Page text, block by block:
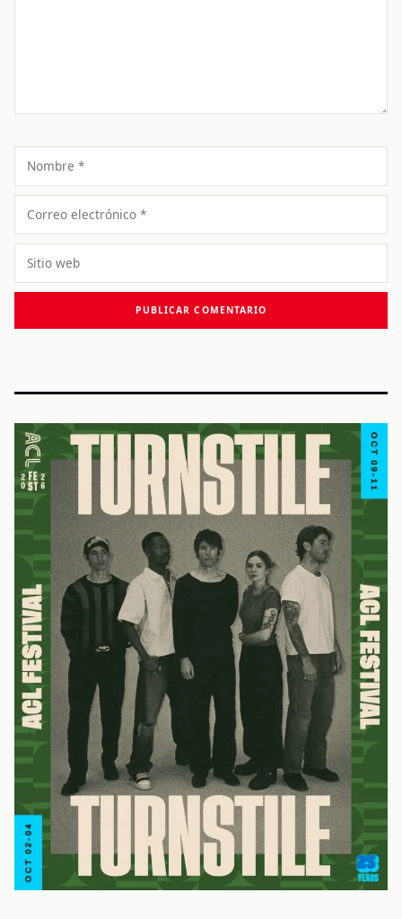
Nombre
Correo
electrónico
Sitio
web